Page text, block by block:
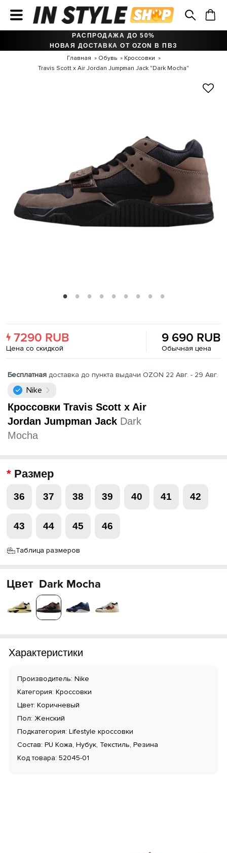
РАСПРОДАЖА ДО 50%
НОВАЯ ДОСТАВКА ОТ OZON В ПВЗ
Главная Обувь
Кроссовки
Travis Scott x Air Jordan Jumpman Jack "Dark Mocha"
7290 RUB
Цена со скидкой
9 690 RUB
Обычная цена
Бесплатная доставка до пункта выдачи OZON 22 Авг. - 29 Авг.
Nike
Кроссовки Travis Scott x Air
Jordan Jumpman Jack Dark
Mocha
Размер
36 37 38 39 40 41 42
43 44 45 46
Таблица размеров
Цвет Dark Mocha
Характеристики
Производитель: Nike
Категория: Кроссовки
Цвет: Коричневый
Пол: Женский
Подкатегория: Lifestyle кроссовки
Состав: PU Кожа, Нубук, Текстиль, Резина
Код товара: 52045-01